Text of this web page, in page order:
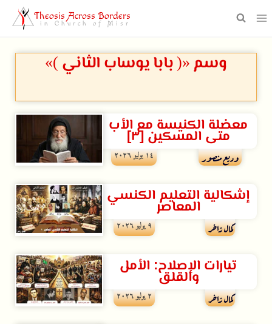
Theosis Across Borders
in Church of Misr
وسم «( بابا يوساب الثاني )»
معضلة الكنيسة مع الأب
متى المسكين [٣]
وديع منصور ۱٤ يوليو ۲۰۲٦
إشكالية التعليم الكنسي
المعاصر
كمال زاخر ۹ يوليو ۲۰۲٦
تيارات الإصلاح: الأمل
والقلق
كمال زاخر ۲ يوليو ۲۰۲٦